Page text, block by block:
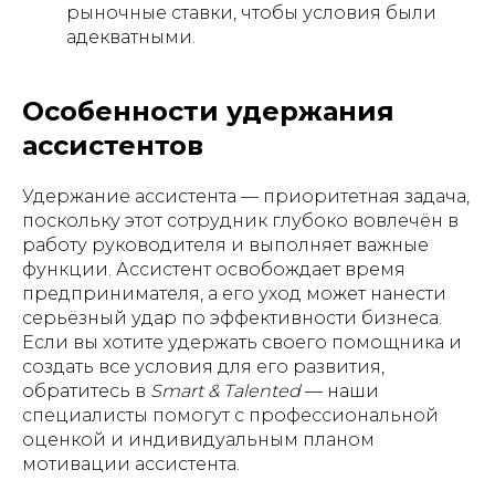
рыночные ставки, чтобы условия были
адекватными.
Особенности удержания
ассистентов
Удержание ассистента — приоритетная задача,
поскольку этот сотрудник глубоко вовлечён в
работу руководителя и выполняет важные
функции. Ассистент освобождает время
предпринимателя, а его уход может нанести
серьёзный удар по эффективности бизнеса.
Если вы хотите удержать своего помощника и
создать все условия для его развития,
обратитесь в Smart & Talented— наши
специалисты помогут с профессиональной
оценкой и индивидуальным планом
мотивации ассистента.